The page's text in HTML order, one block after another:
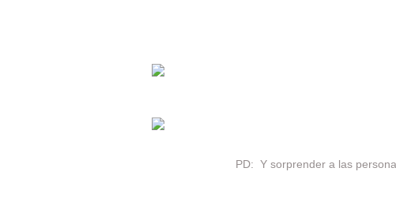
PD: Y sorprender a las